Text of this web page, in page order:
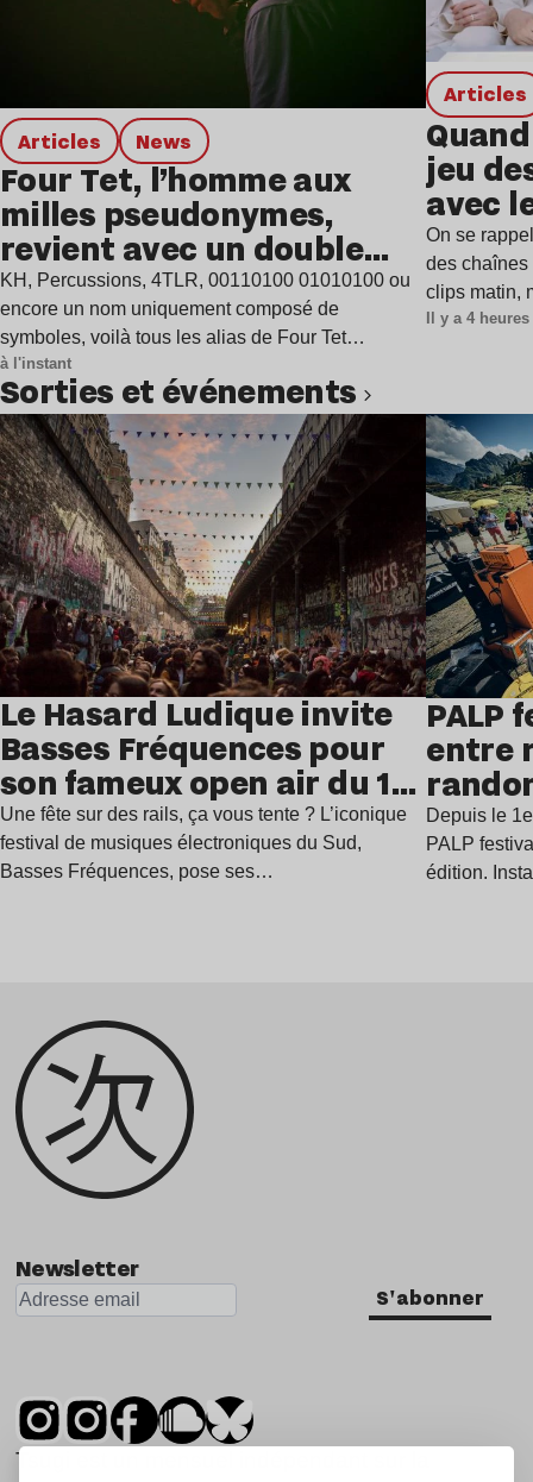
Articles news
Four Tet, l’homme aux
milles pseudonymes,
revient avec un double
single
KH, Percussions, 4TLR, 00110100 01010100 ou
encore un nom uniquement composé de
symboles, voilà tous les alias de Four Tet…
à l'instant
Articles
jeu
avec
On se
des
clips matin,
Il y a 4 heures
Sorties et événements
Le Hasard Ludique invite
Basses Fréquences pour
son fameux open air du 14
juillet
Une fête sur des rails, ça vous tente ? L’iconique
festival de musiques électroniques du Sud,
Basses Fréquences, pose ses…
PALP
entre
Depuis le
PALP
édition.
Lire l’article
Newsletter
S'abonner
Tsugi est un mensuel indépendant sur la